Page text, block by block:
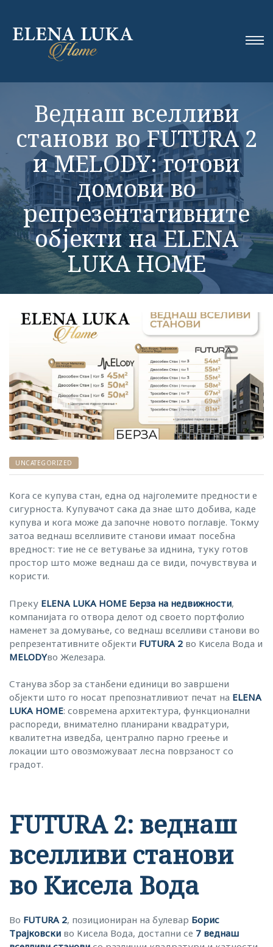
Веднаш вселливи
станови во FUTURA 2
и MELODY: готови
домови во
репрезентативните
објекти на ELENA
LUKA HOME
UNCATEGORIZED
Кога се купува стан, една од најголемите предности е
сигурноста. Купувачот сака да знае што добива, каде
купува и кога може да започне новото поглавје. Токму
затоа веднаш вселливите станови имаат посебна
вредност: тие не се ветување за иднина, туку готов
простор што може веднаш да се види, почувствува и
користи.
Преку ELENA LUKA HOME Берза на недвижности,
компанијата го отвора делот од своето портфолио
наменет за домување, со веднаш вселливи станови во
репрезентативните објекти FUTURA 2 во Кисела Вода и
MELODYво Железара.
Станува збор за станбени единици во завршени
објекти што го носат препознатливиот печат на ELENA
LUKA HOME: современа архитектура, функционални
распореди, внимателно планирани квадратури,
квалитетна изведба, централно парно греење и
локации што овозможуваат лесна поврзаност со
градот.
FUTURA 2: веднаш
вселливи станови
во Кисела Вода
Во FUTURA 2, позициониран на булевар Борис
Трајковски во Кисела Вода, достапни се 7 веднаш